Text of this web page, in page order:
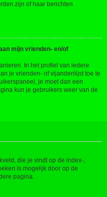
zijn of haar berichten
mijn vrienden- en/of
In het profiel van iedere
je vrienden- of vijandenlijst toe te
je moet dan een
kun je gebruikers weer van de
die je vindt op de index-,
is mogelijk door op de
pagina.